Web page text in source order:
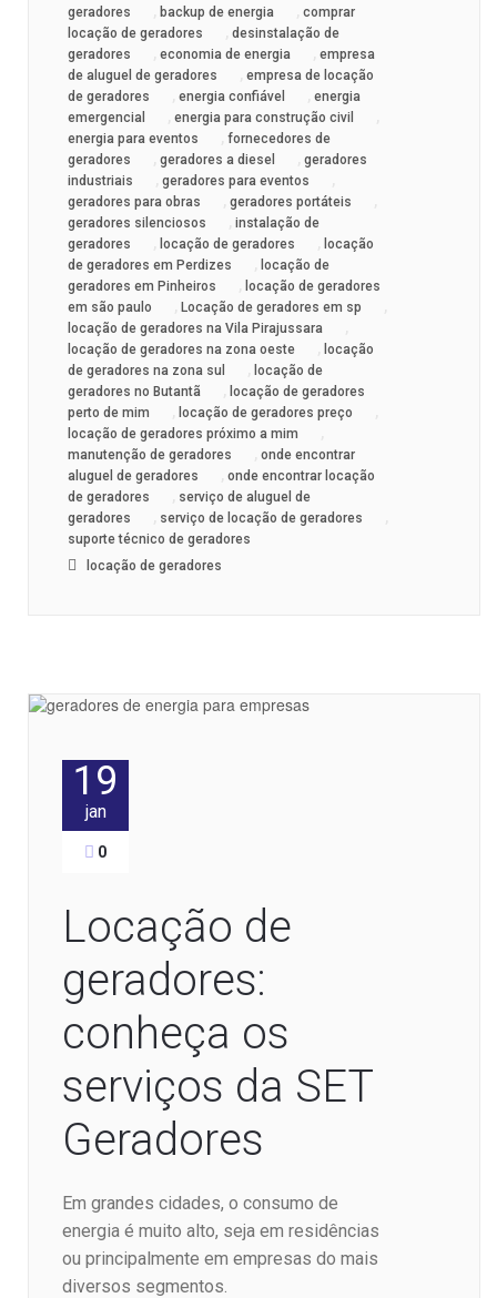
geradores backup de energia
comprar
locação de geradores
desinstalação de
geradores
economia de energia
empresa
de aluguel de geradores
empresa de locação
de geradores
energia confiável
energia
emergencial
energia para construção civil
energia para eventos
fornecedores de
geradores
geradores a diesel
geradores
industriais
geradores para eventos
geradores para obras geradores portáteis
geradores silenciosos
instalação de
geradores
locação de geradores
locação
de geradores em Perdizes
locação de
geradores em Pinheiros
locação de geradores
em são paulo
Locação de geradores em sp
locação de geradores na Vila Pirajussara
locação de geradores na zona oeste
locação
de geradores na zona sul
locação de
geradores no Butantã
locação de geradores
perto de mim
locação de geradores preço
locação de geradores próximo a mim
manutenção de geradores
onde encontrar
aluguel de geradores
onde encontrar locação
de geradores
serviço de aluguel de
geradores
serviço de locação de geradores
suporte técnico de geradores
locação de geradores
19
jan
0
Locação de
geradores:
conheça os
serviços da SET
Geradores
Em grandes cidades, o consumo de
energia é muito alto, seja em residências
ou principalmente em empresas do mais
diversos segmentos.